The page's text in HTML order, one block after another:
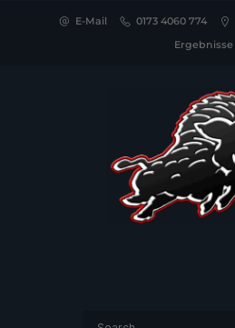
E-Mail 0173 4060 774
Ergebnisse